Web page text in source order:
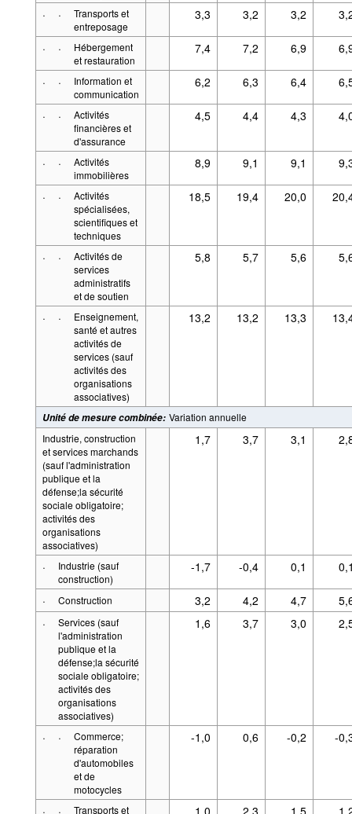
· ·
Transports et
entreposage
3,3 3,2 3,2
· ·
Hébergement
et restauration
7,4 7,2 6,9
· ·
Information et
communication
6,2 6,3 6,4
· ·
Activités
financières et
d'assurance
4,5 4,4 4,3
· ·
Activités
immobilières
8,9 9,1 9,1
· ·
Activités
spécialisées,
scientifiques et
techniques
18,5 19,4 20,0
· ·
Activités de
services
administratifs
et de soutien
5,8 5,7 5,6
· ·
Enseignement,
santé et autres
activités de
services (sauf
activités des
organisations
associatives)
13,2 13,2 13,3
Unité de mesure combinée: Variation annuelle
Industrie, construction
et services marchands
(sauf l'administration
publique et la
défense;la sécurité
sociale obligatoire;
activités des
organisations
associatives)
1,7 3,7 3,1
·
Industrie (sauf
construction)
-1,7 -0,4 0,1
· Construction 3,2 4,2 4,7
·
Services (sauf
l'administration
publique et la
défense;la sécurité
sociale obligatoire;
activités des
organisations
associatives)
1,6 3,7 3,0
· ·
Commerce;
réparation
d'automobiles
et de
motocycles
-1,0 0,6 -0,2 -
· · Transports et 1,0 2,3 1,5